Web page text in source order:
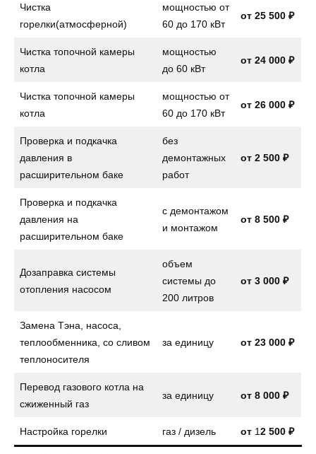
Чистка
горелки(атмосферной)
мощностью от
60 до 170 кВт
от 25 500 ₽
Чистка топочной камеры
котла
мощностью
до 60 кВт
от 24 000 ₽
Чистка топочной камеры
котла
мощностью от
60 до 170 кВт
от 26 000 ₽
Проверка и подкачка
давления в
расширительном баке
без
демонтажных
работ
от 2 500 ₽
Проверка и подкачка
давления на
расширительном баке
с демонтажом
и монтажом
от 8 500 ₽
Дозаправка системы
отопления насосом
объем
системы до
200 литров
от 3 000 ₽
Замена Тэна, насоса,
теплообменника, со сливом
теплоносителя
за единицу от 23 000 ₽
Перевод газового котла на
сжиженный газ
за единицу от 8 000 ₽
Настройка горелки газ / дизель от 12 500 ₽